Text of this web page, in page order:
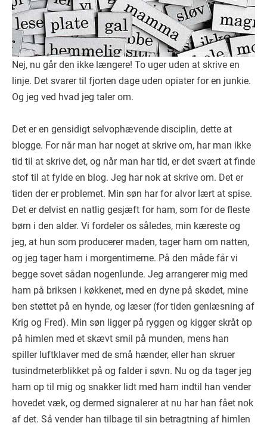
Nej, nu går den ikke længere! To uger uden at skrive en
linje. Det svarer til fjorten dage uden opiater for en junkie.
Og jeg ved hvad jeg taler om.
Det er en gensidigt selvophævende disciplin, dette at
blogge. For når man har noget at skrive om, har man ikke
tid til at skrive det, og når man har tid, er det svært at finde
stof til at fylde en blog. Jeg har nok at skrive om. Det er
tiden der er problemet. Min søn har for alvor lært at spise.
Det er delvist en natlig gesjæft for ham, som for de fleste
børn i den alder. Vi fordeler os således, min kæreste og
jeg, at hun som producerer maden, tager ham om natten,
og jeg tager ham i morgentimerne. På den måde får vi
begge sovet sådan nogenlunde. Jeg arrangerer mig med
ham på briksen i køkkenet, med en dyne på skødet, mine
ben støttet på en hynde, og læser (for tiden genlæsning af
Krig og Fred). Min søn ligger på ryggen og kigger skråt op
på himlen med et skævt smil på munden, mens han
spiller luftklaver med de små hænder, eller han skruer
tusindmeterblikket på og falder i søvn. Nu og da tager jeg
ham op til mig og snakker lidt med ham indtil han vender
hovedet væk, og dermed signalerer at nu har han fået nok
af det. Så vender han tilbage til sin betragtning af himlen